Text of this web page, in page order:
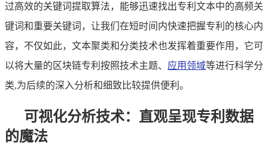
过高效的关键词提取算法，能够迅速找出专利文本中的高频关
键词和重要关键词，让我们在短时间内快速把握专利的核心内
容，不仅如此，文本聚类和分类技术也发挥着重要作用，它可
以将大量的区块链专利按照技术主题、 应用领域等进行科学分
类,为后续的深入分析和细致比较提供便利。
可视化分析技术：直观呈现专利数据
的魔法